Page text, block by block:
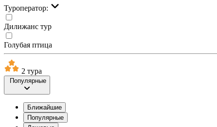
Туроператор:
Дилижанс тур
Голубая птица
2 тура
Популярные
Ближайшие
Популярные